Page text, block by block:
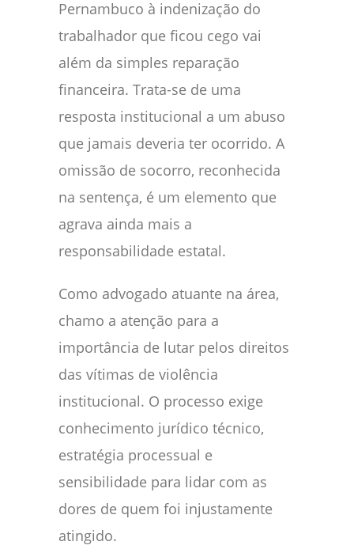
Pernambuco à indenização do
trabalhador que ficou cego vai
além da simples reparação
financeira. Trata-se de uma
resposta institucional a um abuso
que jamais deveria ter ocorrido. A
omissão de socorro, reconhecida
na sentença, é um elemento que
agrava ainda mais a
responsabilidade estatal.
Como advogado atuante na área,
chamo a atenção para a
importância de lutar pelos direitos
das vítimas de violência
institucional. O processo exige
conhecimento jurídico técnico,
estratégia processual e
sensibilidade para lidar com as
dores de quem foi injustamente
atingido.